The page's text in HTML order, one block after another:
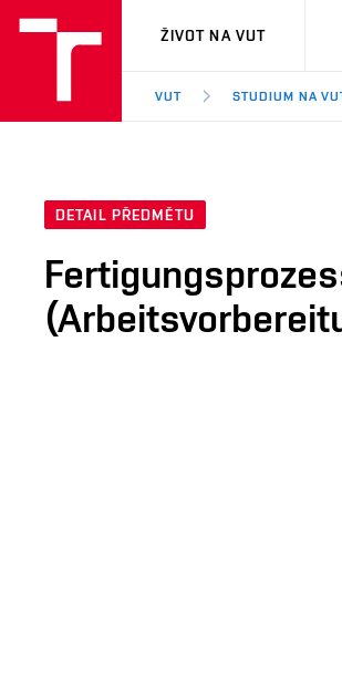
VUT
ŽIVOT NA VUT
VUT STUDIUM NA
DETAIL PŘEDMĚTU